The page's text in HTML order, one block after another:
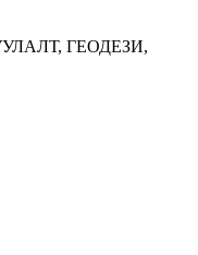
ГЕОДЕЗИ,